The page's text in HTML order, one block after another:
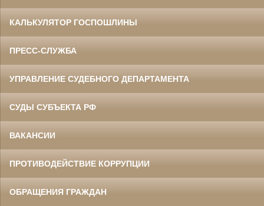
КАЛЬКУЛЯТОР ГОСПОШЛИНЫ
ПРЕСС-СЛУЖБА
УПРАВЛЕНИЕ СУДЕБНОГО ДЕПАРТАМЕНТА
СУДЫ СУБЪЕКТА РФ
ВАКАНСИИ
ПРОТИВОДЕЙСТВИЕ КОРРУПЦИИ
ОБРАЩЕНИЯ ГРАЖДАН